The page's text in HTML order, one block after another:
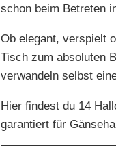
schon beim Betreten
Ob elegant, verspielt
Tisch zum absoluten
verwandeln selbst
Hier findest du 14
garantiert für